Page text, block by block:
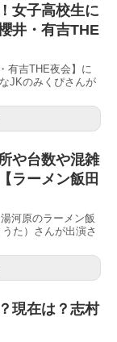
女子高校生に
井・有吉THE
有吉THE夜会】に
JKのみくぴさんが
や台数や混雑
ラーメン飯田
河原のラーメン飯
た）さんが出演さ
現在は？志村